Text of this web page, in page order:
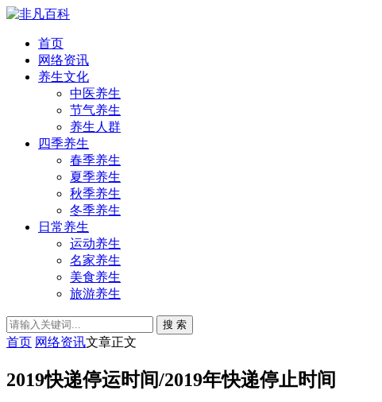
首页
网络资讯
养生文化
中医养生
节气养生
养生人群
四季养生
春季养生
夏季养生
秋季养生
冬季养生
日常养生
运动养生
名家养生
美食养生
旅游养生
搜 索
首页 网络资讯文章正文
2019快递停运时间/2019年快递停止时间